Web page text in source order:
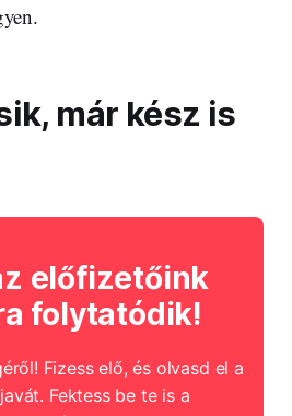
már kész is
előfizetőink
folytatódik!
Fizess elő, és olvasd el a
Fektess be te is a